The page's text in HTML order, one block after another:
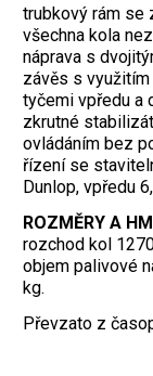
trubkový rám se
všechna kola
náprava s
závěs s
tyčemi vpředu a
zkrutné
ovládáním bez
řízení se
Dunlop, vpředu
ROZMĚRY A
rozchod kol
objem palivové
kg.
Převzato z